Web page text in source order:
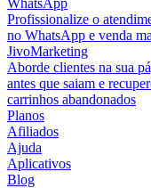
WhatsApp
Profissionalize o
no WhatsApp e venda
JivoMarketing
Aborde clientes na sua
antes que saiam e
carrinhos abandonados
Planos
Afiliados
Ajuda
Aplicativos
Blog